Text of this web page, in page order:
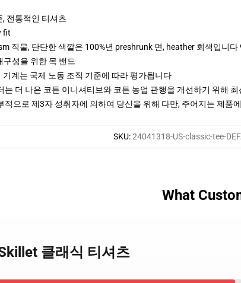
전통적인 티셔츠
fit
직물, 단단한 색깔은 100%년 preshrunk 면, heather 회색입니
구성을 위한 목 밴드
기계는 국제 노동 조직 기준에 따라 평가됩니다
는 더 나은 코튼 이니셔티브와 코튼 농업 관행을 개선하기 위해
적으로 제3자 성취자에 의하여 당신을 위해 다만, 주어지는 제품
SKU:24041318-US-classic-tee-
What
클래식 티셔츠